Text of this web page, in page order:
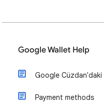
Google Wallet Help
Google
Payment methods